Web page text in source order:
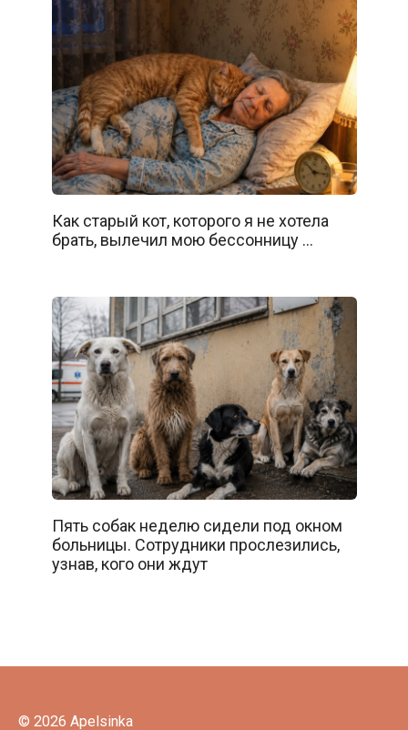
Как старый кот, которого я не хотела
брать, вылечил мою бессонницу …
Пять собак неделю сидели под окном
больницы. Сотрудники прослезились,
узнав, кого они ждут
© 2026 Apelsinka